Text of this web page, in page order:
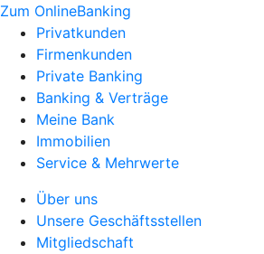
Zum OnlineBanking
Privatkunden
Firmenkunden
Private Banking
Banking & Verträge
Meine Bank
Immobilien
Service & Mehrwerte
Über uns
Unsere Geschäftsstellen
Mitgliedschaft